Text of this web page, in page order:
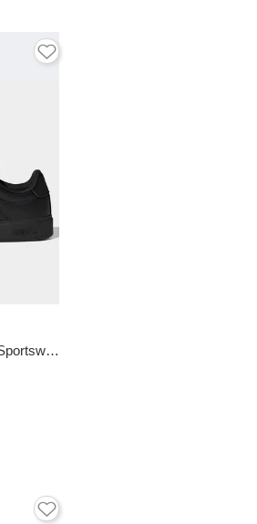
Tenis Lifestyle adidas Sportswear Streettalk Negro